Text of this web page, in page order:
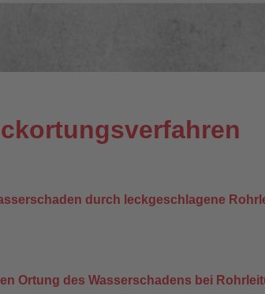
durch leckgeschlagene
Ortung des Wasserschadens bei